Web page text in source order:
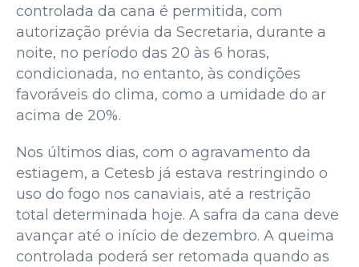
controlada da cana é permitida, com
autorização prévia da Secretaria, durante a
noite, no período das 20 às 6 horas,
condicionada, no entanto, às condições
favoráveis do clima, como a umidade do ar
acima de 20%.
Nos últimos dias, com o agravamento da
estiagem, a Cetesb já estava restringindo o
uso do fogo nos canaviais, até a restrição
total determinada hoje. A safra da cana deve
avançar até o início de dezembro. A queima
controlada poderá ser retomada quando as